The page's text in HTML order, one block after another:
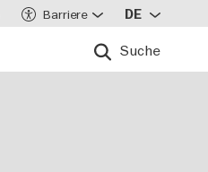
Suche
Barriere DE